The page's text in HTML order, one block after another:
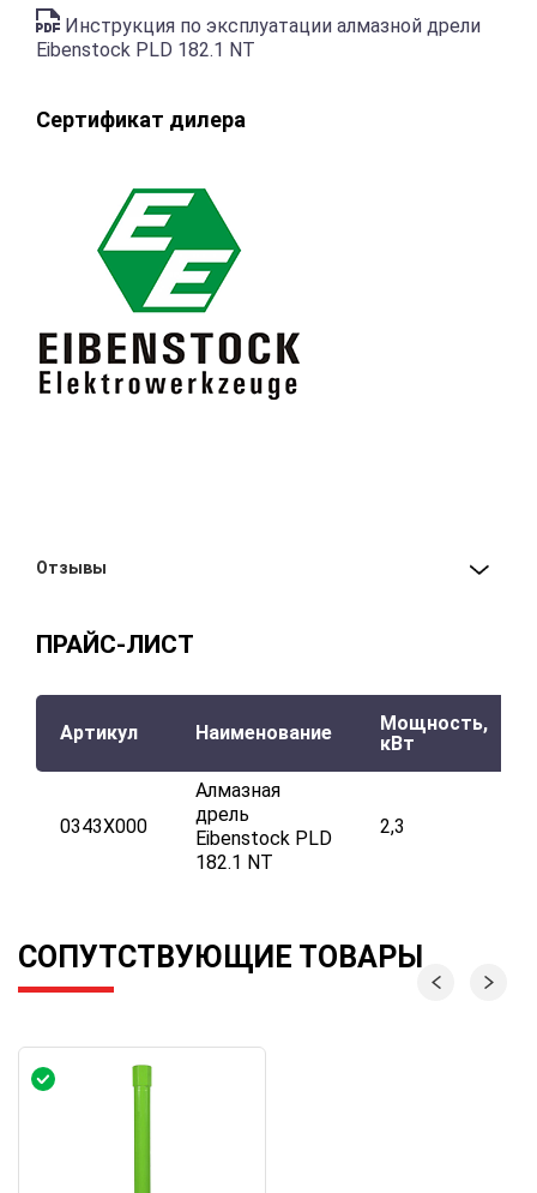
Инструкция по эксплуатации алмазной дрели
Eibenstock PLD 182.1 NT
Сертификат дилера
Отзывы
ПРАЙС-ЛИСТ
Артикул Наименование
Мощность,
кВт
0343X000
Алмазная
дрель
Eibenstock PLD
182.1 NT
2,3
СОПУТСТВУЮЩИЕ ТОВАРЫ